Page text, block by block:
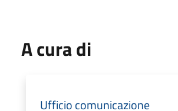
A cura di
Ufficio comunicazione